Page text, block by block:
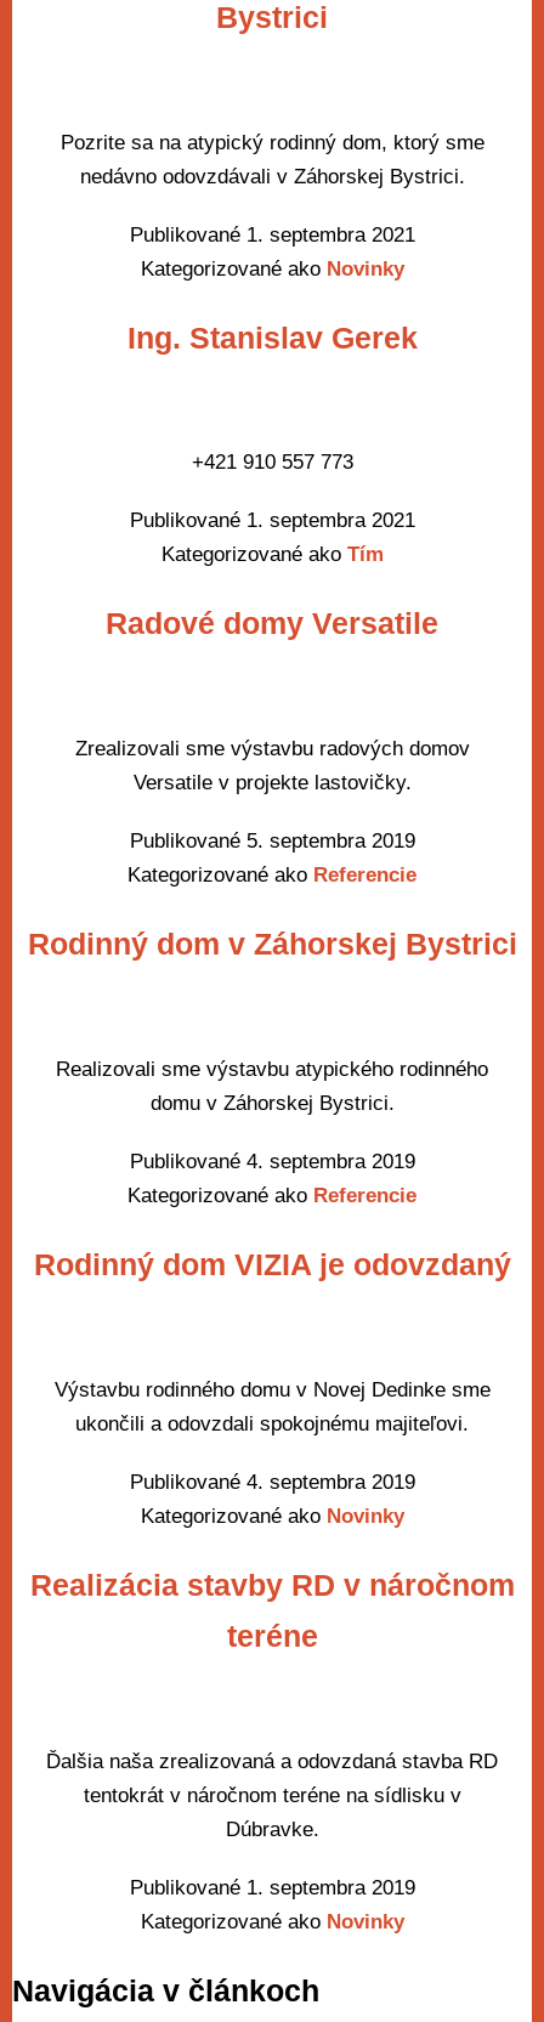
Bystrici
Pozrite sa na atypický rodinný dom, ktorý sme
nedávno odovzdávali v Záhorskej Bystrici.
Publikované 1. septembra 2021
Kategorizované ako Novinky
Ing. Stanislav Gerek
+421 910 557 773
Publikované 1. septembra 2021
Kategorizované ako Tím
Radové domy Versatile
Zrealizovali sme výstavbu radových domov
Versatile v projekte lastovičky.
Publikované 5. septembra 2019
Kategorizované ako Referencie
Rodinný dom v Záhorskej Bystrici
Realizovali sme výstavbu atypického rodinného
domu v Záhorskej Bystrici.
Publikované 4. septembra 2019
Kategorizované ako Referencie
Rodinný dom VIZIA je odovzdaný
Výstavbu rodinného domu v Novej Dedinke sme
ukončili a odovzdali spokojnému majiteľovi.
Publikované 4. septembra 2019
Kategorizované ako Novinky
Realizácia stavby RD v náročnom
teréne
Ďalšia naša zrealizovaná a odovzdaná stavba RD
tentokrát v náročnom teréne na sídlisku v
Dúbravke.
Publikované 1. septembra 2019
Kategorizované ako Novinky
Navigácia v článkoch